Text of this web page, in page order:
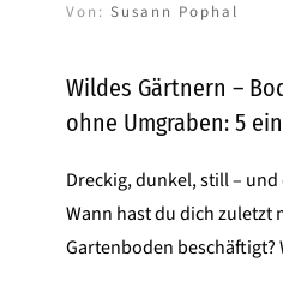
Von:Susann Pophal
Wildes Gärtnern –
ohne Umgraben: 5
Dreckig, dunkel, still –
Wann hast du dich zuletzt
Gartenboden beschäftigt?